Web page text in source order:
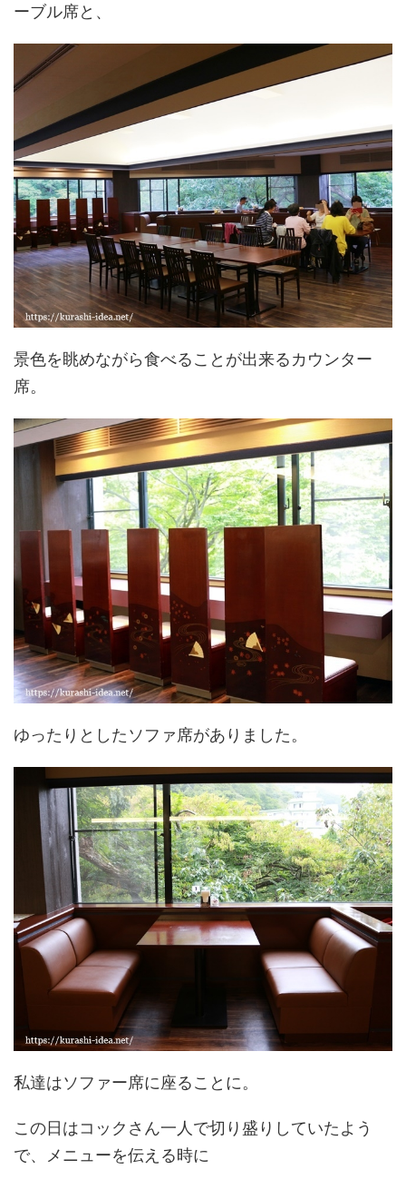
ーブル席と、
景色を眺めながら食べることが出来るカウンター
席。
ゆったりとしたソファ席がありました。
私達はソファー席に座ることに。
この日はコックさん一人で切り盛りしていたよう
で、メニューを伝える時に